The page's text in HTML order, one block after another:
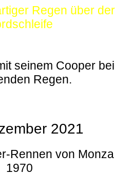
Regen über der
seinem Cooper bei
Regen.
2021
Rennen von Monza
1970